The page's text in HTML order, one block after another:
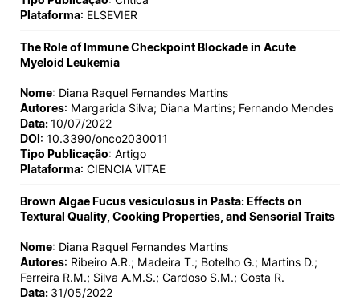
Plataforma: ELSEVIER
The Role of Immune Checkpoint Blockade in Acute
Myeloid Leukemia
Nome: Diana Raquel Fernandes Martins
Autores: Margarida Silva; Diana Martins; Fernando Mendes
Data:10/07/2022
DOI: 10.3390/onco2030011
Tipo Publicação: Artigo
Plataforma: CIENCIA VITAE
Brown Algae Fucus vesiculosus in Pasta: Effects on
Textural Quality, Cooking Properties, and Sensorial Traits
Nome: Diana Raquel Fernandes Martins
Autores: Ribeiro A.R.; Madeira T.; Botelho G.; Martins D.;
Ferreira R.M.; Silva A.M.S.; Cardoso S.M.; Costa R.
Data: 31/05/2022